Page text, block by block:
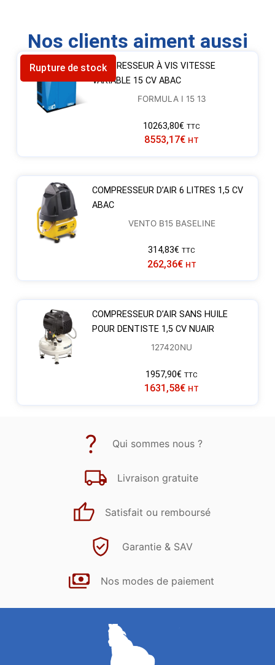
Nos clients aiment aussi
Rupture de stockCOMPRESSEUR À VIS VITESSE
VARIABLE 15 CV ABAC
FORMULA I 15 13
10263,80€ TTC
8553,17€ HT
COMPRESSEUR D’AIR 6 LITRES 1,5 CV
ABAC
VENTO B15 BASELINE
314,83€ TTC
262,36€ HT
COMPRESSEUR D’AIR SANS HUILE
POUR DENTISTE 1,5 CV NUAIR
127420NU
1957,90€ TTC
1631,58€ HT
Qui sommes nous ?
Livraison gratuite
Satisfait ou remboursé
Garantie & SAV
Nos modes de paiement